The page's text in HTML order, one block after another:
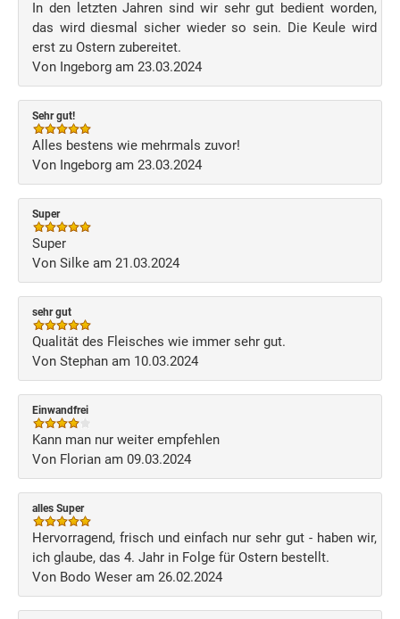
In den letzten Jahren sind wir sehr gut bedient worden,
das wird diesmal sicher wieder so sein. Die Keule wird
erst zu Ostern zubereitet.
Von Ingeborg am 23.03.2024
Sehr gut!
Alles bestens wie mehrmals zuvor!
Von Ingeborg am 23.03.2024
Super
Super
Von Silke am 21.03.2024
sehr gut
Qualität des Fleisches wie immer sehr gut.
Von Stephan am 10.03.2024
Einwandfrei
Kann man nur weiter empfehlen
Von Florian am 09.03.2024
alles Super
Hervorragend, frisch und einfach nur sehr gut - haben wir,
ich glaube, das 4. Jahr in Folge für Ostern bestellt.
Von Bodo Weser am 26.02.2024